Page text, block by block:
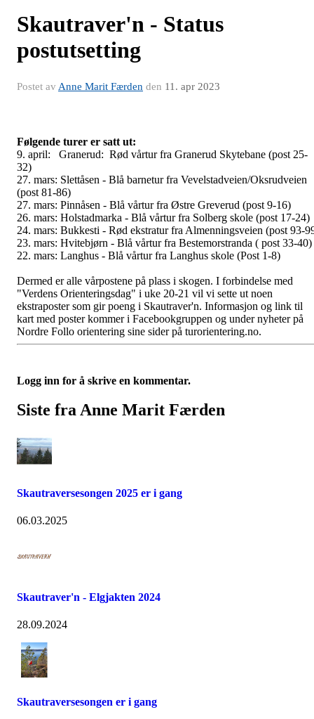
Skautraver'n - Status
postutsetting
Postet av Anne Marit Færden den 11. apr 2023
Følgende turer er satt ut:
9. april: Granerud: Rød vårtur fra Granerud Skytebane (post 25-
32)
27. mars: Slettåsen - Blå barnetur fra Vevelstadveien/Oksrudveien
(post 81-86)
27. mars: Pinnåsen - Blå vårtur fra Østre Greverud (post 9-16)
26. mars: Holstadmarka - Blå vårtur fra Solberg skole (post 17-24)
24. mars: Bukkesti - Rød ekstratur fra Almenningsveien (post 93-
23. mars: Hvitebjørn - Blå vårtur fra Bestemorstranda ( post 33-40)
22. mars: Langhus - Blå vårtur fra Langhus skole (Post 1-8)
Dermed er alle vårpostene på plass i skogen. I forbindelse med
"Verdens Orienteringsdag" i uke 20-21 vil vi sette ut noen
ekstraposter som gir poeng i Skautraver'n. Informasjon og link til
kart med poster kommer i Facebookgruppen og under nyheter på
Nordre Follo orientering sine sider på turorientering.no.
Logg inn for å skrive en kommentar.
Siste fra Anne Marit Færden
Skautraversesongen 2025 er i gang
06.03.2025
Skautraver'n - Elgjakten 2024
28.09.2024
Skautraversesongen er i gang